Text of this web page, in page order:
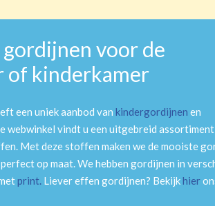
voor de
of kinderkamer
een uniek aanbod van kindergordijnen en
webwinkel vindt u een uitgebreid
Met deze stoffen maken we de mooiste
op maat. We hebben gordijnen in
print. Liever effen gordijnen? Bekijkhier